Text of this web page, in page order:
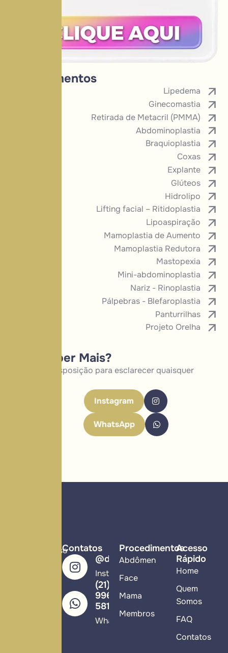
Procedimentos
Lipedema
Ginecomastia
Retirada de Metacril (PMMA)
Abdominoplastia
Braquioplastia
Coxas
Explante
Glúteos
Hidrolipo
Lifting facial – Ritidoplastia
Lipoaspiração
Mamoplastia de Aumento
Mamoplastia Redutora
Mastopexia
Mini-abdominoplastia
Nariz - Rinoplastia
Pálpebras - Blefaroplastia
Panturrilhas
Projeto Orelha
Quer Saber Mais?
Estamos à disposição para esclarecer quaisquer
Instagram
WhatsApp
CompromissoContatos
@drzeraik
Instagram
(21)
99617-
5813
WhatsApp
Procedimentos
Abdômen
Face
Mama
Membros
Acesso
Rápido
Home
Quem
Somos
FAQ
Contatos